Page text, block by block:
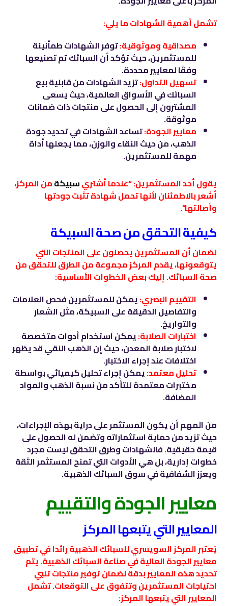
تشمل أهمية الشهادات ما يلي:
مصداقية وموثوقية:توفر الشهادات طمأنينة
للمستثمرين، حيث تؤكد أن السبائك تم تصنيعها
وفقًا لمعايير محددة.
تسهيل التداول:تزيد الشهادات من قابلية بيع
السبائك في الأسواق العالمية، حيث يسعى
المشترون إلى الحصول على منتجات ذات ضمانات
موثوقة.
معايير الجودة:تساعد الشهادات في تحديد جودة
الذهب، من حيث النقاء والوزن، مما يجعلها أداة
مهمة للمستثمرين.
يقول أحد المستثمرين: “عندما أشتريسبيكةمن المركز،
أشعر بالاطمئنان لأنها تحمل شهادة تثبت جودتها
وأصالتها”.
كيفية التحقق من صحة السبيكة
لضمان أن المستثمرين يحصلون على المنتجات التي
يتوقعونها، يقدم المركز مجموعة من الطرق للتحقق من
صحة السبائك. إليك بعض الخطوات الأساسية:
التقييم البصري:يمكن للمستثمرين فحص العلامات
والتفاصيل الدقيقة على السبيكة، مثل الشعار
والتواريخ.
اختبارات الصلابة:يمكن استخدام أدوات متخصصة
لاختبار صلابة المعدن، حيث إن الذهب النقي قد يظهر
اختلافات عند إجراء الاختبار.
تحليل معتمد:يمكن إجراء تحليل كيميائي بواسطة
مختبرات معتمدة للتأكد من نسبة الذهب والمواد
المضافة.
من المهم أن يكون المستثمر على دراية بهذه الإجراءات،
حيث تزيد من حماية استثماراته وتضمن له الحصول على
قيمة حقيقية. فالشهادات وطرق التحقق ليست مجرد
خطوات إدارية، بل هي الأدوات التي تمنح المستثمر الثقة
ويعزز الشفافية في سوق السبائك الذهبية.
معايير الجودة والتقييم
المعايير التي يتبعها المركز
يُعتبر المركز السويسري للسبائك الذهبية رائدًا في تطبيق
معايير الجودة العالية في صناعة السبائك الذهبية. يتم
تحديد هذه المعايير بدقة لضمان توفير منتجات تلبي
احتياجات المستثمرين وتتفوق على التوقعات. تشمل
المعايير التي يتبعها المركز: